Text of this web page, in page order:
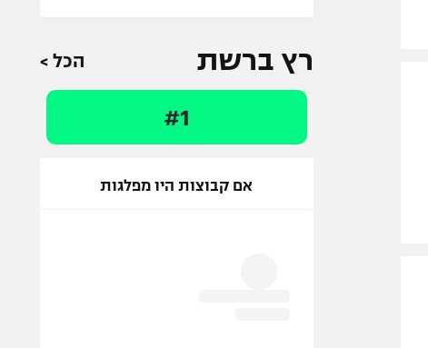
רץ ברשת הכל >
#1
אם קבוצות היו מפלגות